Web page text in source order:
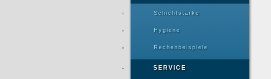
Schichtstärke
Hygiene
Rechenbeispiele
SERVICE